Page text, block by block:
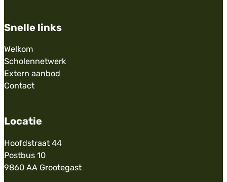
Snelle links
Welkom
Scholennetwerk
Extern aanbod
Contact
Locatie
Hoofdstraat 44
Postbus 10
9860 AA Grootegast